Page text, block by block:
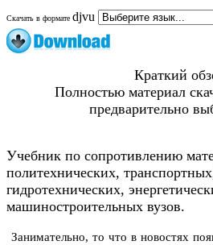
Скачать в формате djvu
Краткий
Полностью материал
предварительно
Учебник по сопротивлению
политехнических,
гидротехнических,
машиностроительных вузов.
Занимательно, то что в новостях